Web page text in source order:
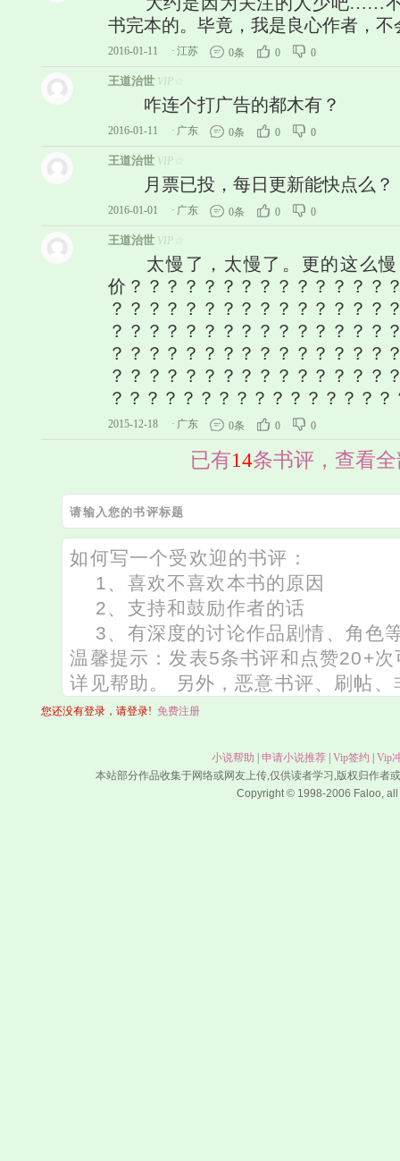
书完本的。毕竟，我是良心作者，
2016-01-11 · 江苏 0条 0 0
王道治世 VIP☆
咋连个打广告的都木有？
2016-01-11 · 广东 0条 0 0
王道治世 VIP☆
月票已投，每日更新能快点么？
2016-01-01 · 广东 0条 0 0
王道治世 VIP☆
太慢了，太慢了。更的这么慢
价？？？？？？？？？？？？？？
？？？？？？？？？？？？？？？
？？？？？？？？？？？？？？？
？？？？？？？？？？？？？？？
？？？？？？？？？？？？？？？
？？？？？？？？？？？？？？？？
2015-12-18 · 广东 0条 0 0
已有14条书评，查看
您还没有登录，请登录! 免费注册
小说帮助 申请小说推荐 Vip签约
Vip
本站部分作品收集于网络或网友上传,仅供读者学习,版权归作者
Copyright © 1998-2006 Faloo,